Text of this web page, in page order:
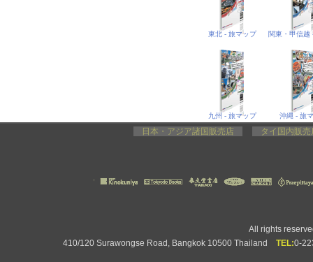
東北 - 旅マップ
九州 - 旅マップ 沖縄 - 旅
日本・アジア諸国販売店 タイ国内販
All rights
410/120 Surawongse Road, Bangkok 10500 Thailand TEL:0-